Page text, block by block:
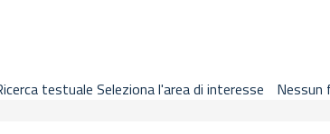
selezione layer, ricerca metadati, basemap,
testuale Seleziona l'area di interesse Nessun